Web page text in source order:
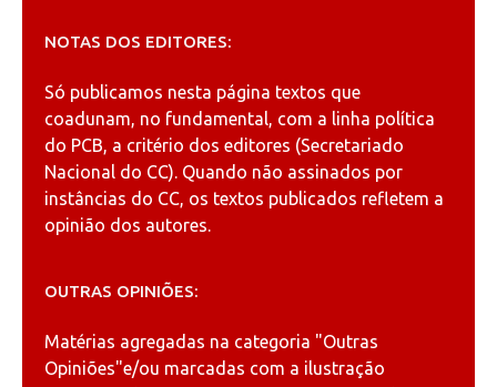
NOTAS DOS EDITORES:
Só publicamos nesta página textos que
coadunam, no fundamental, com a linha política
do PCB, a critério dos editores (Secretariado
Nacional do CC). Quando não assinados por
instâncias do CC, os textos publicados refletem a
opinião dos autores.
OUTRAS OPINIÕES:
Matérias agregadas na categoria "Outras
Opiniões"e/ou marcadas com a ilustração